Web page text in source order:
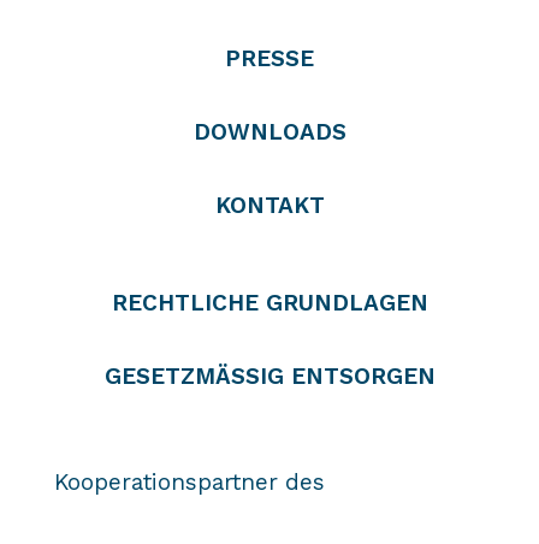
PRESSE
DOWNLOADS
KONTAKT
RECHTLICHE GRUNDLAGEN
GESETZMÄSSIG ENTSORGEN
Kooperationspartner des